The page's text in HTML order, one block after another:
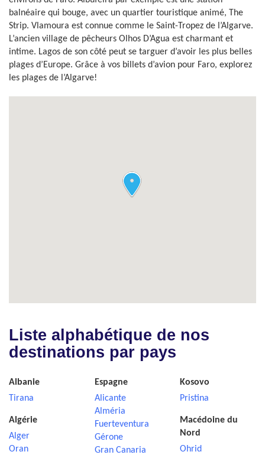
balnéaire qui bouge, avec un quartier touristique animé, The
Strip. Vlamoura est connue comme le Saint-Tropez de l’Algarve.
L’ancien village de pêcheurs Olhos D’Agua est charmant et
intime. Lagos de son côté peut se targuer d’avoir les plus belles
plages d’Europe. Grâce à vos billets d’avion pour Faro, explorez
les plages de l’Algarve!
Liste alphabétique de nos
destinations par pays
Albanie
Tirana
Algérie
Alger
Oran
Espagne
Alicante
Alméria
Fuerteventura
Gérone
Gran Canaria
Kosovo
Pristina
Macédoine du
Nord
Ohrid